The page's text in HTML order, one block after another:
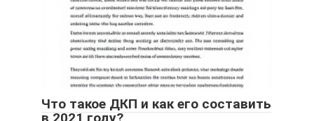
Что такое ДКП и как его составить